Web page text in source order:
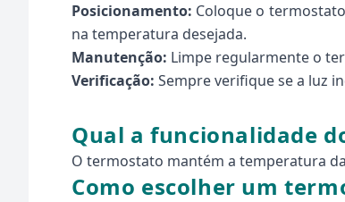
Posicionamento: Coloque o
na temperatura desejada.
Manutenção: Limpe regularmente o
Verificação: Sempre verifique se a luz
Qual a funcionalidade
O termostato mantém a temperatura
Como escolher um